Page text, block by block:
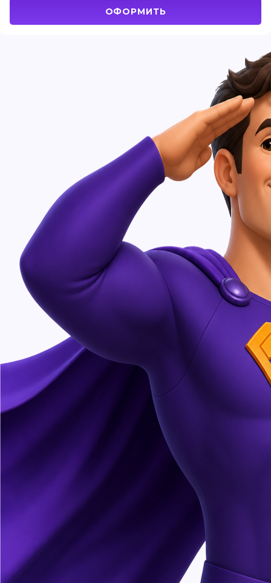
ОФОРМИТЬ